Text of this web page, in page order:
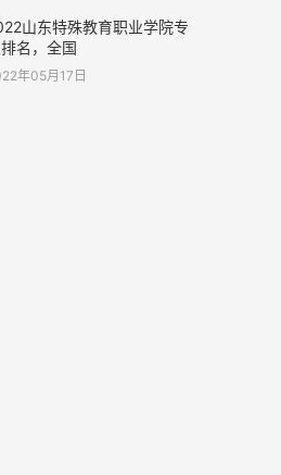
山东特殊教育职业学院专
名，全国
年05月17日